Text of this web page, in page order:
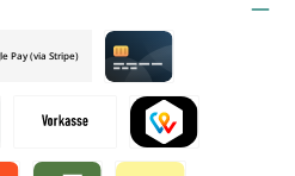
Vorkasse TWINT by mollie
Pay (via Stripe)
Credit card by mollie